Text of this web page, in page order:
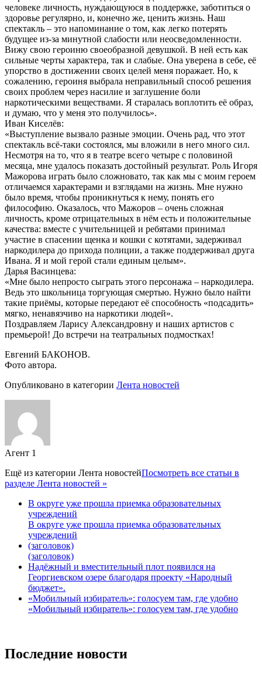
человеке личность, нуждающуюся в поддержке, заботиться о
здоровье регулярно, и, конечно же, ценить жизнь. Наш
спектакль – это напоминание о том, как легко потерять
будущее из-за минутной слабости или неосведомленности.
Вижу свою героиню своеобразной девушкой. В ней есть как
сильные черты характера, так и слабые. Она уверена в себе, её
упорство в достижении своих целей меня поражает. Но, к
сожалению, героиня выбрала неправильный способ решения
своих проблем через насилие и заглушение боли
наркотическими веществами. Я старалась воплотить её образ,
и думаю, что у меня это получилось».
Иван Киселёв:
«Выступление вызвало разные эмоции. Очень рад, что этот
спектакль всё-таки состоялся, мы вложили в него много сил.
Несмотря на то, что я в театре всего четыре с половиной
месяца, мне удалось показать достойный результат. Роль Игоря
Мажорова играть было сложновато, так как мы с моим героем
отличаемся характерами и взглядами на жизнь. Мне нужно
было время, чтобы проникнуться к нему, понять его
философию. Оказалось, что Мажоров – очень сложная
личность, кроме отрицательных в нём есть и положительные
качества: вместе с учительницей и ребятами принимал
участие в спасении щенка и кошки с котятами, задерживал
наркодилера до прихода полиции, а также поддерживал друга
Ивана. Я и мой герой стали единым целым».
Дарья Васинцева:
«Мне было непросто сыграть этого персонажа – наркодилера.
Ведь это школьница торгующая смертью. Нужно было найти
такие приёмы, которые передают её способность «подсадить»
мягко, ненавязчиво на наркотики людей».
Поздравляем Ларису Александровну и наших артистов с
премьерой! До встречи на театральных подмостках!
Евгений БАКОНОВ.
Фото автора.
Опубликовано в категории Лента новостей
Агент 1
Ещё из категории Лента новостейПосмотреть все статьи в
разделе Лента новостей »
В округе уже прошла приемка образовательных
учреждений
В округе уже прошла приемка образовательных
учреждений
(заголовок)
(заголовок)
Надёжный и вместительный плот появился на
Георгиевском озере благодаря проекту «Народный
бюджет».
«Мобильный избиратель»: голосуем там, где удобно
«Мобильный избиратель»: голосуем там, где удобно
Последние новости